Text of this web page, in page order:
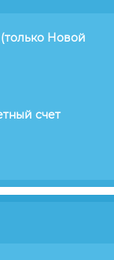
Новой
счет